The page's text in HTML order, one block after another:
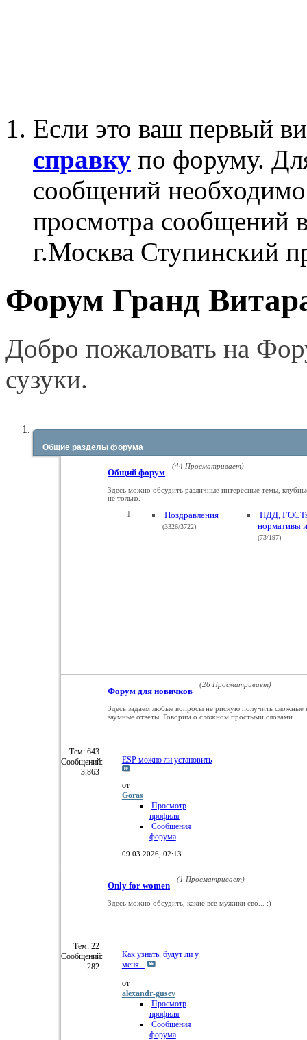
Если это ваш первый
справку по форуму.
сообщений
просмотра сообщений
г.Москва Ступинский
Форум Гранд
Добро пожаловать на
сузуки.
Общие разделы форума
Общий форум
(44 Просматривает)
Здесь можно обсудить различные интересные темы,
не только.
Поздравления
(3326/3722)
ПДД,
нормативы
(73/197)
Форум для новичков
(26 Просматривает)
Здесь задаем любые вопросы не рискую получить сложные
заумные ответы. Говорим о сложном простыми словами.
Тем: 643
Сообщений:
3,863
ESP можно ли установить
от
Goras
Просмотр
профиля
Сообщения
форума
09.03.2026, 02:13
Only for women
(1 Просматривает)
Здесь можно обсудить, какие все мужики сво... :)
Тем: 22
Сообщений:
282
Как узнать, будут ли у
меня...
от
alexandr-gusev
Просмотр
профиля
Сообщения
форума